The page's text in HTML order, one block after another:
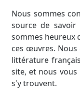
Nous sommes
source de
sommes heureux
ces œuvres. Nous
littérature
site, et nous
s'y trouvent.